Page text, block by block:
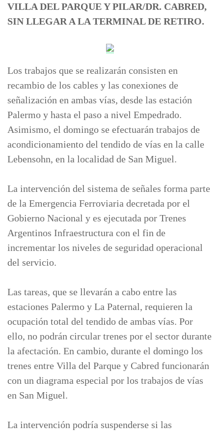
VILLA DEL PARQUE Y PILAR/DR. CABRED,
SIN LLEGAR A LA TERMINAL DE RETIRO.
Los trabajos que se realizarán consisten en
recambio de los cables y las conexiones de
señalización en ambas vías, desde las estación
Palermo y hasta el paso a nivel Empedrado.
Asimismo, el domingo se efectuarán trabajos de
acondicionamiento del tendido de vías en la calle
Lebensohn, en la localidad de San Miguel.
La intervención del sistema de señales forma parte
de la Emergencia Ferroviaria decretada por el
Gobierno Nacional y es ejecutada por Trenes
Argentinos Infraestructura con el fin de
incrementar los niveles de seguridad operacional
del servicio.
Las tareas, que se llevarán a cabo entre las
estaciones Palermo y La Paternal, requieren la
ocupación total del tendido de ambas vías. Por
ello, no podrán circular trenes por el sector durante
la afectación. En cambio, durante el domingo los
trenes entre Villa del Parque y Cabred funcionarán
con un diagrama especial por los trabajos de vías
en San Miguel.
La intervención podría suspenderse si las